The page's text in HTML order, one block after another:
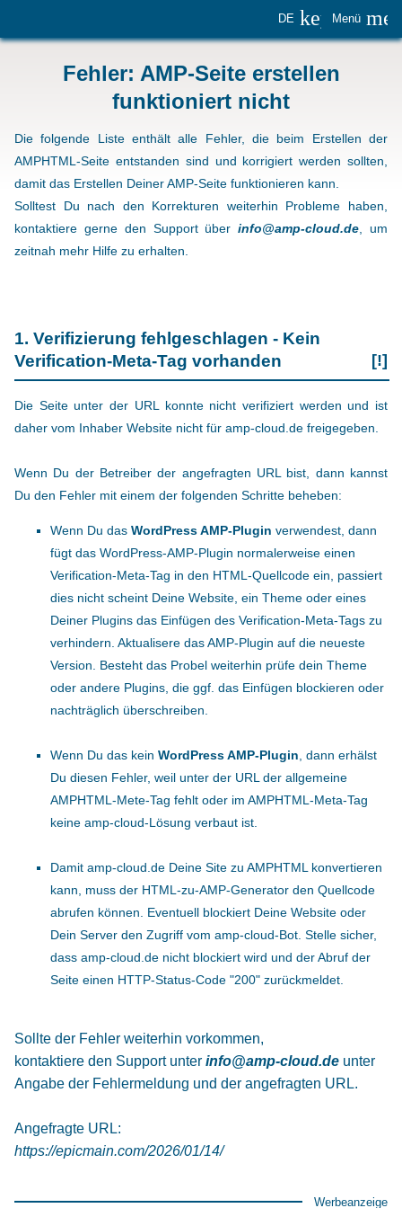
DE Menü
Fehler: AMP-Seite erstellen
funktioniert nicht
Die folgende Liste enthält alle Fehler, die beim Erstellen der
AMPHTML-Seite entstanden sind und korrigiert werden sollten,
damit das Erstellen Deiner AMP-Seite funktionieren kann.
Solltest Du nach den Korrekturen weiterhin Probleme haben,
kontaktiere gerne den Support überinfo@amp-cloud.de, um
zeitnah mehr Hilfe zu erhalten.
1. Verifizierung fehlgeschlagen - Kein
Verification-Meta-Tag vorhanden
[!]
Die Seite unter der URL konnte nicht verifiziert werden und ist
daher vom Inhaber Website nicht für amp-cloud.de freigegeben.
Wenn Du der Betreiber der angefragten URL bist, dann kannst
Du den Fehler mit einem der folgenden Schritte beheben:
Wenn Du das WordPress AMP-Plugin verwendest, dann
fügt das WordPress-AMP-Plugin normalerweise einen
Verification-Meta-Tag in den HTML-Quellcode ein, passiert
dies nicht scheint Deine Website, ein Theme oder eines
Deiner Plugins das Einfügen des Verification-Meta-Tags zu
verhindern. Aktualisere das AMP-Plugin auf die neueste
Version. Besteht das Probel weiterhin prüfe dein Theme
oder andere Plugins, die ggf. das Einfügen blockieren oder
nachträglich überschreiben.
Wenn Du das kein WordPress AMP-Plugin , dann erhälst
Du diesen Fehler, weil unter der URL der allgemeine
AMPHTML-Mete-Tag fehlt oder im AMPHTML-Meta-Tag
keine amp-cloud-Lösung verbaut ist.
Damit amp-cloud.de Deine Site zu AMPHTML konvertieren
kann, muss der HTML-zu-AMP-Generator den Quellcode
abrufen können. Eventuell blockiert Deine Website oder
Dein Server den Zugriff vom amp-cloud-Bot. Stelle sicher,
dass amp-cloud.de nicht blockiert wird und der Abruf der
Seite einen HTTP-Status-Code "200" zurückmeldet.
Sollte der Fehler weiterhin vorkommen,
kontaktiere den Support unter info@amp-cloud.de unter
Angabe der Fehlermeldung und der angefragten URL.
Angefragte URL:
https://epicmain.com/2026/01/14/
Werbeanzeige